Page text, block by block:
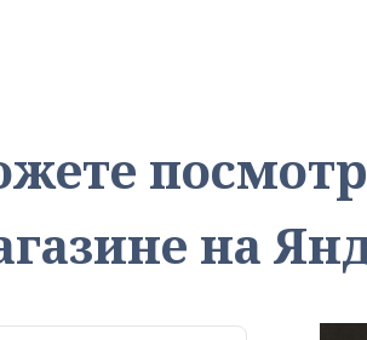
на